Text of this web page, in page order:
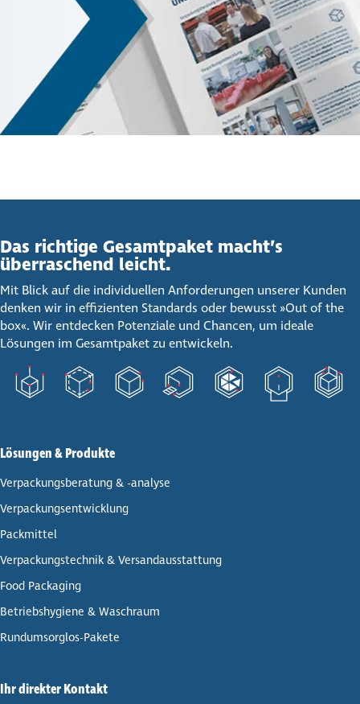
Das richtige Gesamt­paket macht’s
über­ra­schend leicht.
Mit Blick auf die individuellen Anforderungen unserer Kunden
denken wir in effizienten Standards oder bewusst »Out of the
box«. Wir entdecken Potenziale und Chancen, um ideale
Lösungen im Gesamtpaket zu entwickeln.
Lösungen & Produkte
Ver­pa­ckungs­be­ra­tung & -analyse
Ver­pa­ckungs­ent­wick­lung
Pack­mit­tel
Ver­pa­ckungs­tech­nik & Ver­sand­aus­stat­tung
Food Packaging
Betriebs­hy­giene & Waschraum
Rund­umsorg­los-Pakete
Ihr direkter Kontakt